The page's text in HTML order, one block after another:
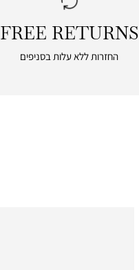
|
returns
FREE RETURNS
החזרות ללא עלות בסניפים